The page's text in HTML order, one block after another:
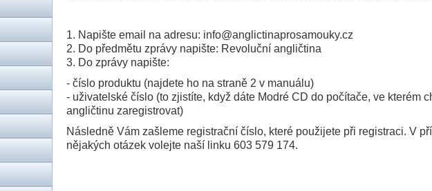
1. Napište email na adresu: info@anglictinaprosamouky.cz
2. Do předmětu zprávy napište: Revoluční angličtina
3. Do zprávy napište:
- číslo produktu (najdete ho na straně 2 v manuálu)
- uživatelské číslo (to zjistíte, když dáte Modré CD do počítače, ve kterém
angličtinu zaregistrovat)
Následně Vám zašleme registrační číslo, které použijete při registraci. V
nějakých otázek volejte naší linku 603 579 174.